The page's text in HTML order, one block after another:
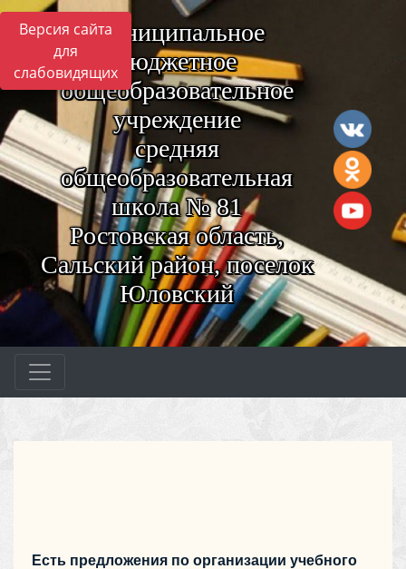
Версия сайта
для
слабовидящих
Муниципальное
бюджетное
общеобразовательное
учреждение
средняя
общеобразовательная
школа № 81
Ростовская область,
Сальский район, поселок
Юловский
Есть предложения по организации учебного